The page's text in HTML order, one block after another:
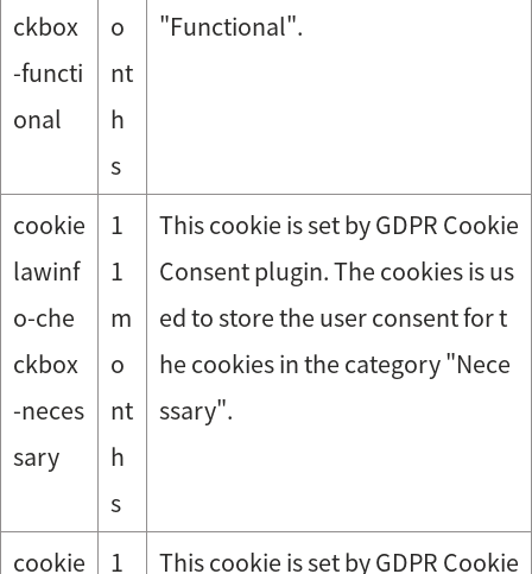
ckbox
-functi
onal
o
nt
h
s
"Functional".
cookie
lawinf
o-che
ckbox
-neces
sary
1
1
m
o
nt
h
s
This cookie is set by GDPR Cookie
Consent plugin. The cookies is us
ed to store the user consent for t
he cookies in the category "Nece
ssary".
cookie
1
This cookie is set by GDPR Cookie